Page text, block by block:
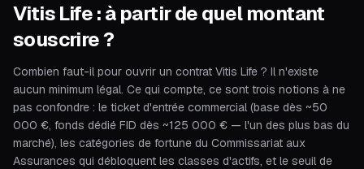
Vitis Life : à partir de quel montant
souscrire ?
Combien faut-il pour ouvrir un contrat Vitis Life ? Il n'existe
aucun minimum légal. Ce qui compte, ce sont trois notions à ne
pas confondre : le ticket d'entrée commercial (base dès ~50
000 €, fonds dédié FID dès ~125 000 € — l'un des plus bas du
marché), les catégories de fortune du Commissariat aux
Assurances qui débloquent les classes d'actifs, et le seuil de